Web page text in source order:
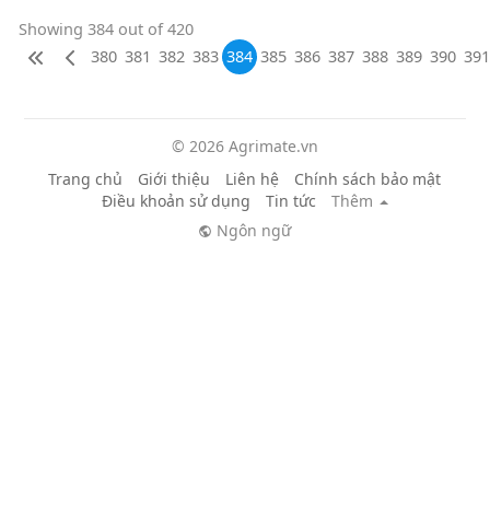
Showing 384 out of 420
380 381 382 383 384 385 386 387 388 389 390 391
© 2026 Agrimate.vn
Trang chủ
Giới thiệu Liên hệ
Chính sách bảo mật
Điều khoản sử dụng
Tin tức
Thêm
Ngôn ngữ